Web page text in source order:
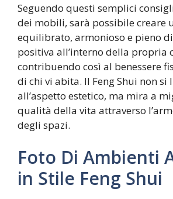
Seguendo questi semplici
dei mobili, sarà possibile creare
equilibrato, armonioso e pieno
positiva all’interno della propria
contribuendo così al benessere
di chi vi abita. Il Feng Shui non si
all’aspetto estetico, ma mira a
qualità della vita attraverso
degli spazi.
Foto Di Ambienti
in Stile Feng Shui